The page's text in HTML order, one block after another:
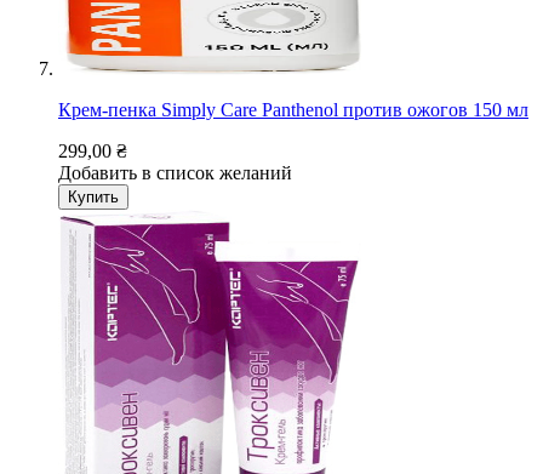
Крем-пенка Simply Care Panthenol против ожогов 150 мл
299,00 ₴
Добавить в список желаний
Купить